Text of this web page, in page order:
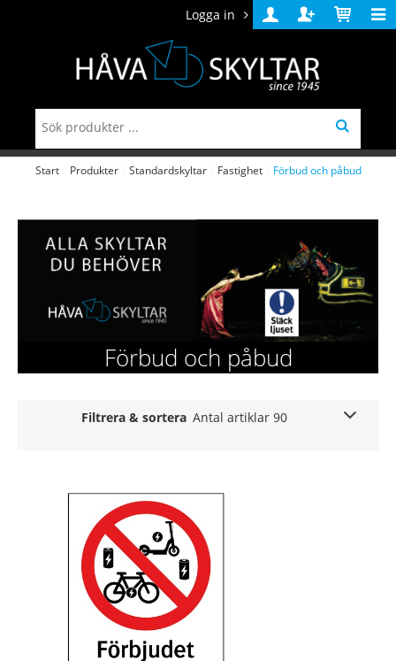
Logga in
Logga
in
Skapa
konto
Varukorg
Start Produkter Standardskyltar Fastighet Förbud och påbud
Förbud och påbud
Filtrera & sortera Antal artiklar 90